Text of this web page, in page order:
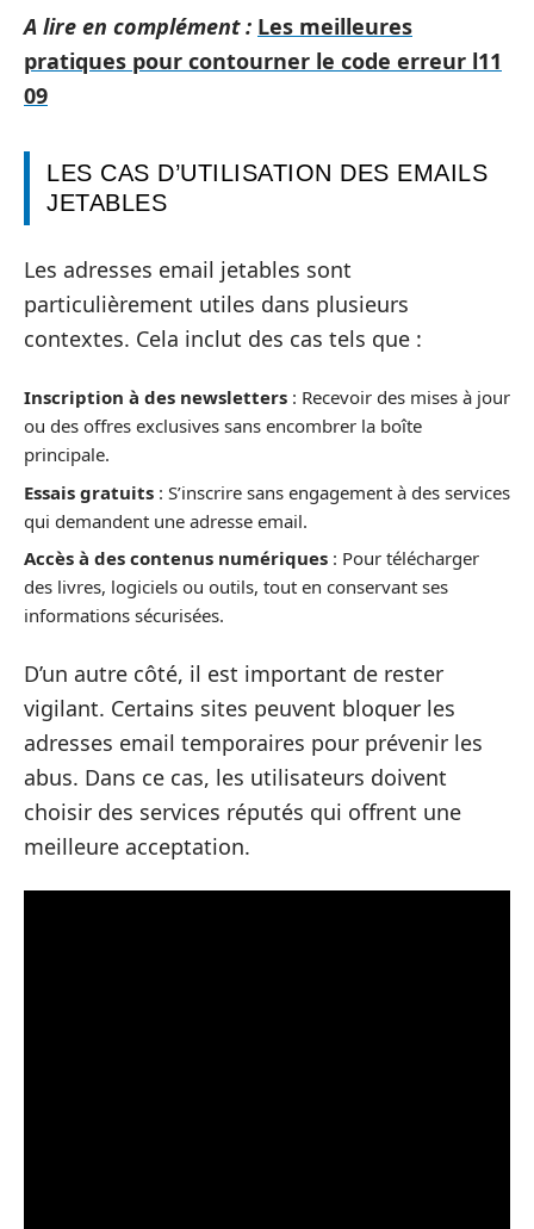
A lire en complément : Les meilleures
pratiques pour contourner le code erreur l11
09
LES CAS D’UTILISATION DES EMAILS
JETABLES
Les adresses email jetables sont
particulièrement utiles dans plusieurs
contextes. Cela inclut des cas tels que :
Inscription à des newsletters : Recevoir des mises à jour
ou des offres exclusives sans encombrer la boîte
principale.
Essais gratuits : S’inscrire sans engagement à des services
qui demandent une adresse email.
Accès à des contenus numériques : Pour télécharger
des livres, logiciels ou outils, tout en conservant ses
informations sécurisées.
D’un autre côté, il est important de rester
vigilant. Certains sites peuvent bloquer les
adresses email temporaires pour prévenir les
abus. Dans ce cas, les utilisateurs doivent
choisir des services réputés qui offrent une
meilleure acceptation.